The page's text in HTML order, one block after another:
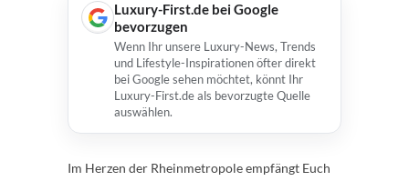
Luxury-First.de bei Google
bevorzugen
Wenn Ihr unsere Luxury-News, Trends
und Lifestyle-Inspirationen öfter direkt
bei Google sehen möchtet, könnt Ihr
Luxury-First.de als bevorzugte Quelle
auswählen.
Im Herzen der Rheinmetropole empfängt Euch